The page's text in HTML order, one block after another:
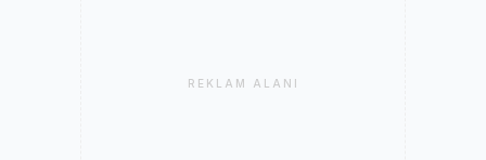
REKLAM ALANI